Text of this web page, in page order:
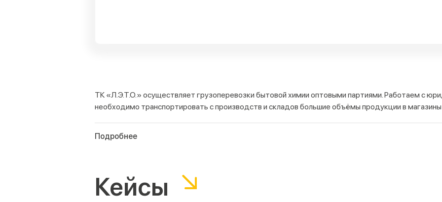
ТК «Л.Э.Т.О.» осуществляет грузоперевозки бытовой химии оптовыми партиями. Работаем с
необходимо транспортировать с производств и складов большие объёмы продукции в
Подробнее
– средства для мытья посуды и поверхностей,
– порошки, гели, капсулы и кондиционеры для стирки белья,
Кейсы